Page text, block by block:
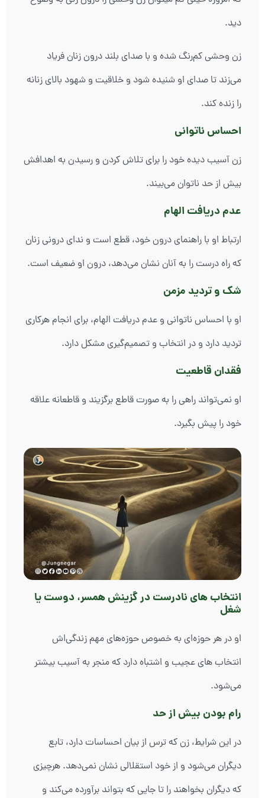
دید.
زن وحشی کم‌رنگ شده و با صدای بلند درون زنان فریاد
می‌زند تا صدای او شنیده شود و خلاقیت و شهود بالای زنانه
را زنده کند.
احساس ناتوانی
زن آسیب دیده خود را برای تلاش کردن و رسیدن به اهدافش
بیش از حد ناتوان می‌بیند.
عدم دریافت الهام
ارتباط او با راهنمای درون خود، قطع است و ندای درونی زنان
که راه درست را به آنان نشان می‌دهد، درون او ضعیف است.
شک و تردید مزمن
او با احساس ناتوانی و عدم دریافت الهام، برای انجام هرکاری
تردید دارد و در انتخاب و تصمیم‌گیری مشکل دارد.
فقدان قاطعیت
او نمی‌تواند راهی را به صورت قاطع برگزیند و قاطعانه علاقه
خود را پیش بگیرد.
انتخاب های نادرست در گزینش همسر، دوست یا
شغل
او در هر حوزه‌ای به خصوص حوزه‌های مهم زندگی‌اش
انتخاب های عجیب و اشتباه دارد که منجر به آسیب بیشتر
می‌شود.
رام بودن بیش از حد
در این شرایط، زن که ترس از بیان احساسات دارد، تابع
دیگران می‌شود و از خود استقلالی نشان نمی‌دهد. هرچیزی
که دیگران بخواهند را تا جایی که بتواند برآورده می‌کند و